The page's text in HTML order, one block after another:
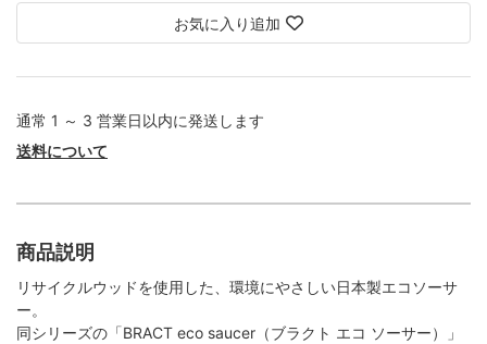
お気に入り追加
通常 1 ～ 3 営業日以内に発送します
送料について
商品説明
リサイクルウッドを使用した、環境にやさしい日本製エコソーサ
ー。
同シリーズの「BRACT eco saucer（ブラクト エコ ソーサー）」